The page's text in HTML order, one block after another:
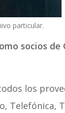
particular.
socios de
los
Telefónica,